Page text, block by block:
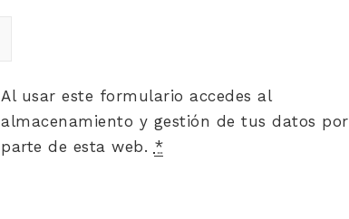
Al usar este formulario accedes al
almacenamiento y gestión de tus datos por
parte de esta web. *